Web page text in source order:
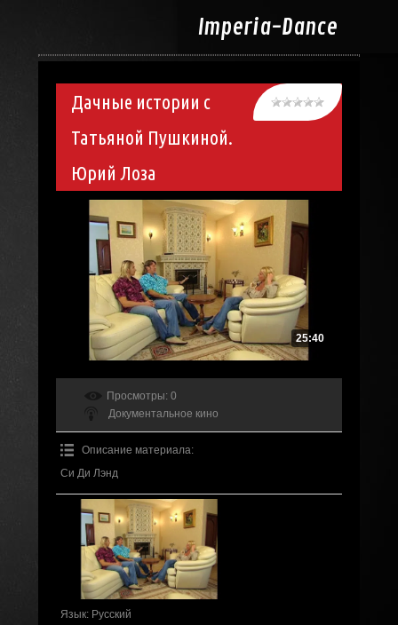
Imperia-Dance
Дачные истории с
Татьяной Пушкиной.
Юрий Лоза
25:40
Просмотры: 0
Документальное кино
Описание материала:
Си Ди Лэнд
Язык: Русский